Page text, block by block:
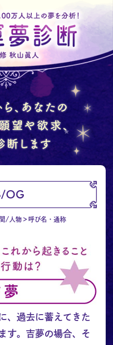
OG
/人物 呼び名・通称
、過去に蓄えてきた
す。吉夢の場合、そ